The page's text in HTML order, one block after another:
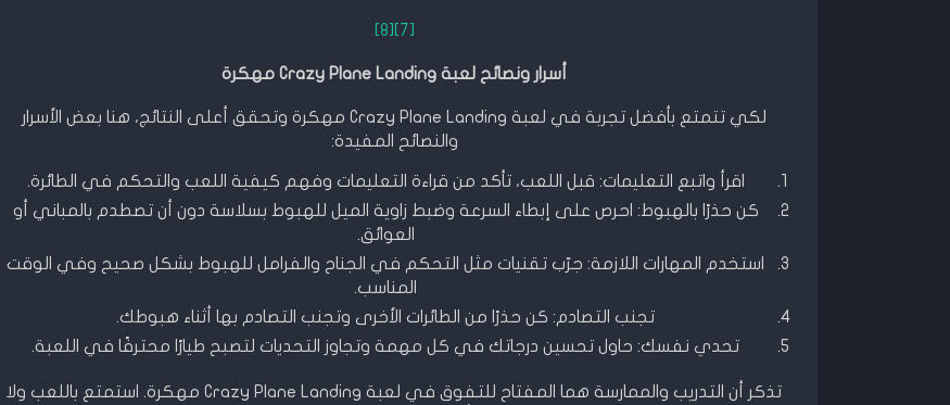
[7]
[8]
أسرار ونصائح لعبة Crazy Plane Landing مهكرة
لكي تتمتع بأفضل تجربة في لعبة Crazy Plane Landing مهكرة وتحقق أعلى النتائج، هنا بعض الأسرار
والنصائح المفيدة:
اقرأ واتبع التعليمات: قبل اللعب، تأكد من قراءة التعليمات وفهم كيفية اللعب والتحكم في الطائرة.
كن حذرًا بالهبوط: احرص على إبطاء السرعة وضبط زاوية الميل للهبوط بسلاسة دون أن تصطدم بالمباني أو
العوائق.
استخدم المهارات اللازمة: جرّب تقنيات مثل التحكم في الجناح والفرامل للهبوط بشكل صحيح وفي الوقت
المناسب.
تجنب التصادم: كن حذرًا من الطائرات الأخرى وتجنب التصادم بها أثناء هبوطك.
تحدي نفسك: حاول تحسين درجاتك في كل مهمة وتجاوز التحديات لتصبح طيارًا محترفًا في اللعبة.
تذكر أن التدريب والممارسة هما المفتاح للتفوق في لعبة Crazy Plane Landing مهكرة. استمتع باللعب ولا